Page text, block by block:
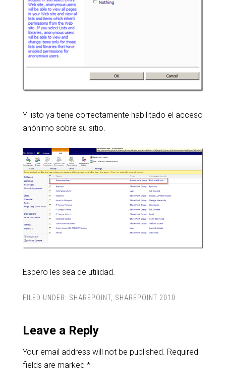
Y listo ya tiene correctamente habilitado el acceso
anónimo sobre su sitio.
Espero les sea de utilidad.
FILED UNDER: SHAREPOINT, SHAREPOINT 2010
Leave a Reply
Your email address will not be published. Required
fields are marked *